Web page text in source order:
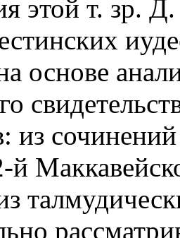
этой т. зр.
основе
из
й